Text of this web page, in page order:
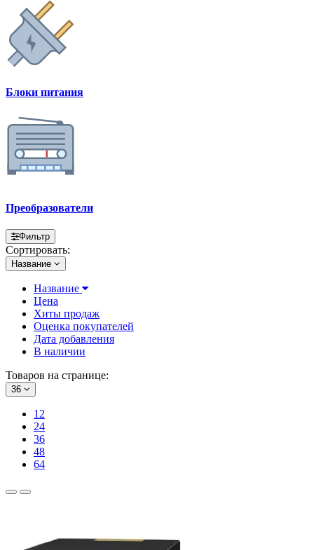
Блоки питания
Преобразователи
Фильтр
Сортировать:
Название
Название
Цена
Хиты продаж
Оценка покупателей
Дата добавления
В наличии
Товаров на странице:
36
12
24
36
48
64